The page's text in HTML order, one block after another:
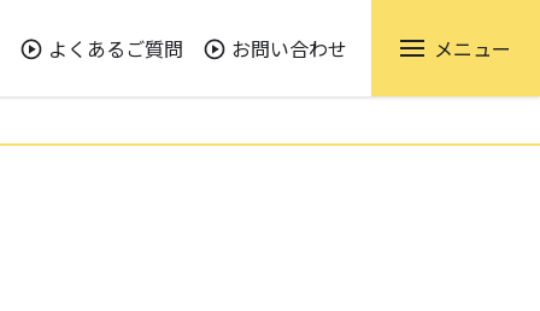
よくあるご質問 お問い合わせ メニュー